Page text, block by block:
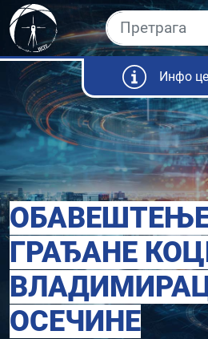
Инфо
ГРАЂАНЕ
ОСЕЧИНЕ